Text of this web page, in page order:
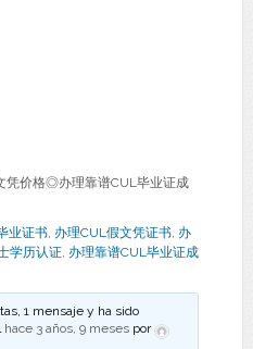
凭价格◎办理靠谱CUL毕业证成
业证书, 办理CUL假文凭证书, 办
学历认证, 办理靠谱CUL毕业证成
1 mensaje y ha sido
hace 3 años, 9 meses por